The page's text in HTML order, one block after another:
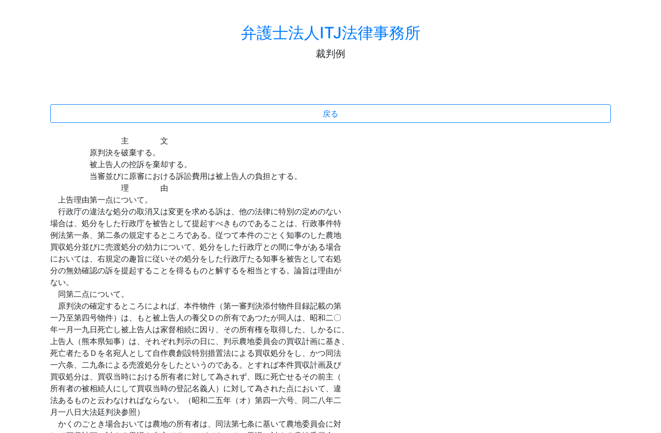
弁護士法人ITJ法律事務所
裁判例
戻る
主 文
原判決を破棄する。
被上告人の控訴を棄却する。
当審並びに原審における訴訟費用は被上告人の負担とする。
理 由
上告理由第一点について。
行政庁の違法な処分の取消又は変更を求める訴は、他の法律に特別の定めのない
場合は、処分をした行政庁を被告として提起すべきものであることは、行政事件特
例法第一条、第二条の規定するところである。従つて本件のごとく知事のした農地
買収処分並びに売渡処分の効力について、処分をした行政庁との間に争がある場合
においては、右規定の趣旨に従いその処分をした行政庁たる知事を被告として右処
分の無効確認の訴を提起することを得るものと解するを相当とする。論旨は理由が
ない。
同第二点について。
原判決の確定するところによれば、本件物件（第一審判決添付物件目録記載の第
一乃至第四号物件）は、もと被上告人の養父Ｄの所有であつたが同人は、昭和二〇
年一月一九日死亡し被上告人は家督相続に因り、その所有権を取得した、しかるに、
上告人（熊本県知事）は、それぞれ判示の日に、判示農地委員会の買収計画に基き、
死亡者たるＤを名宛人として自作農創設特別措置法による買収処分をし、かつ同法
一六条、二九条による売渡処分をしたというのである。とすれば本件買収計画及び
買収処分は、買収当時における所有者に対して為されず、既に死亡せるその前主（
所有者の被相続人にして買収当時の登記名義人）に対して為された点において、違
法あるものと云わなければならない。（昭和二五年（オ）第四一六号、同二八年二
月一八日大法廷判決参照）
かくのごとき場合おいては農地の所有者は、同法第七条に基いて農地委員会に対